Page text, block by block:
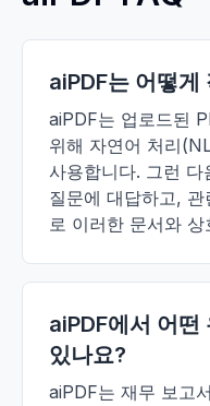
aiPDF는 어떻게
aiPDF는 업로드된
위해 자연어 처리
사용합니다. 그런
질문에 대답하고,
로 이러한 문서와
aiPDF에서 어떤
있나요?
aiPDF는 재무 보고